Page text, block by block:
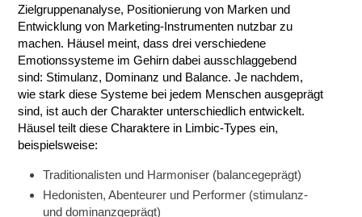
Zielgruppenanalyse, Positionierung von Marken und
Entwicklung von Marketing-Instrumenten nutzbar zu
machen. Häusel meint, dass drei verschiedene
Emotionssysteme im Gehirn dabei ausschlaggebend
sind: Stimulanz, Dominanz und Balance. Je nachdem,
wie stark diese Systeme bei jedem Menschen ausgeprägt
sind, ist auch der Charakter unterschiedlich entwickelt.
Häusel teilt diese Charaktere in Limbic-Types ein,
beispielsweise:
Traditionalisten und Harmoniser (balancegeprägt)
Hedonisten, Abenteurer und Performer (stimulanz-
und dominanzgeprägt)